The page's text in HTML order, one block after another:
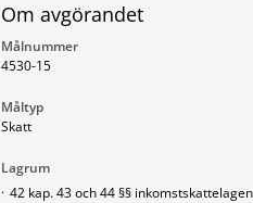
Om avgörandet
Målnummer
4530-15
Måltyp
Skatt
Lagrum
· 42 kap. 43 och 44 §§